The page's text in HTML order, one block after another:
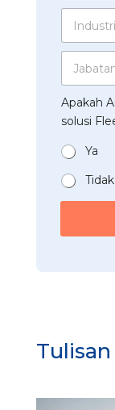
t
A
p
*
N
a
W
a
t
s
A
p
p
*
r
a
a
n
*
d
r
i
b
a
t
n
Apakah
solusi
Ya
Tidak